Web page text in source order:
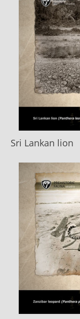
Sri Lankan lion